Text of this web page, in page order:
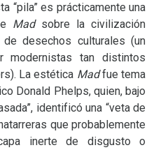
“pila” es prácticamente una
Madsobre la civilización
desechos culturales (un
modernistas tan distintos
La estética Madfue tema
Donald Phelps, quien, bajo
identificó una “veta de
que probablemente
inerte de disgusto o